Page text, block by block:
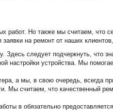
работ. Но также мы считаем, что
на ремонт от наших
Здесь следует подчеркнуть, что
настройки устройства. Мы
а мы, в свою очередь, всегда
Мы считаем, что качественный
в обязательно